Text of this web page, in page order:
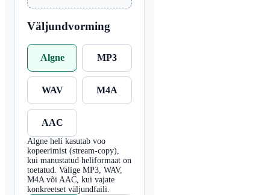
Väljundvorming
Algne MP3
WAV M4A
AAC
Algne heli kasutab voo
kopeerimist (stream-copy),
kui manustatud heliformaat on
toetatud. Valige MP3, WAV,
M4A või AAC, kui vajate
konkreetset väljundfaili.